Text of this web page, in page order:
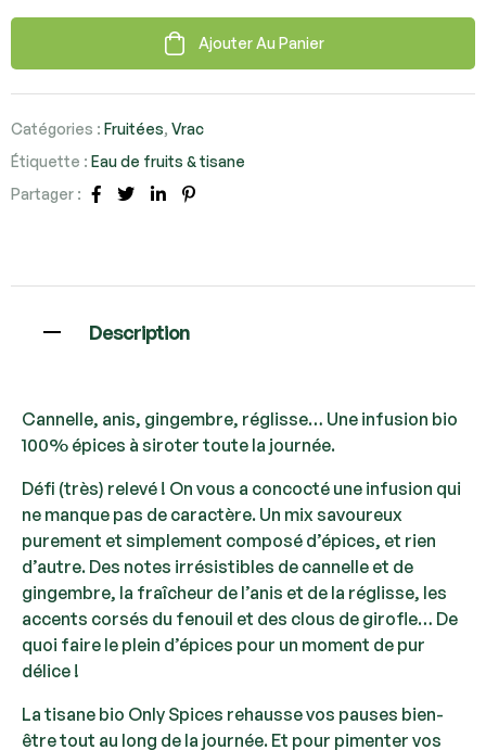
Ajouter Au Panier
Catégories : Fruitées, Vrac
Étiquette : Eau de fruits & tisane
Partager :
Facebook
TwitterLinkedin
Description
Cannelle, anis, gingembre, réglisse… Une infusion bio
100% épices à siroter toute la journée.
Défi (très) relevé ! On vous a concocté une infusion qui
ne manque pas de caractère. Un mix savoureux
purement et simplement composé d’épices, et rien
d’autre. Des notes irrésistibles de cannelle et de
gingembre, la fraîcheur de l’anis et de la réglisse, les
accents corsés du fenouil et des clous de girofle… De
quoi faire le plein d’épices pour un moment de pur
délice !
La tisane bio Only Spices rehausse vos pauses bien-
être tout au long de la journée. Et pour pimenter vos